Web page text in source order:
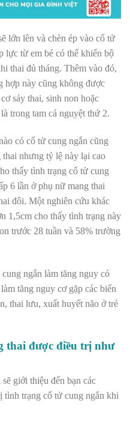
lớn lên và chèn ép vào cổ tử
lực từ em bé có thể khiến bộ
thai đủ tháng. Thêm vào đó,
hợp này cũng không được
sảy thai, sinh non hoặc
trong tam cá nguyệt thứ 2.
có cổ tử cung ngắn cũng
nhưng tỷ lệ này lại cao
thấy tình trạng cổ tử cung
6 lần ở phụ nữ mang thai
đôi. Một nghiên cứu khác
1,5cm cho thấy tình trạng này
trước 28 tuần và 58% trường
ngắn làm tăng nguy có
làm tăng nguy cơ gặp các biến
thai lưu, xuất huyết não ở trẻ
thai được điều trị như
sẽ giới thiệu đến bạn các
tình trạng cổ tử cung ngắn khi